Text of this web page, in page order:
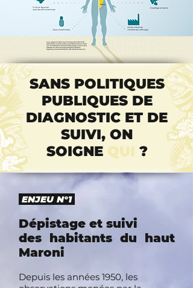
SANS POLITIQUES
PUBLIQUES DE
DIAGNOSTIC ET DE
SUIVI, ON
SOIGNE QUI ?
ENJEU N°1
Dépistage et suivi
des habitants du haut
Maroni
Depuis les années 1950, les